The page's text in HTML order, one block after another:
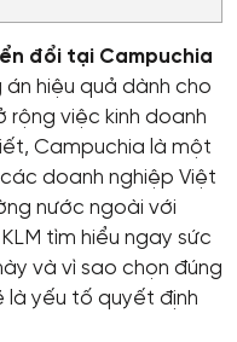
đổi tại Campuchia
hiệu quả dành cho
rộng việc kinh doanh
Campuchia là một
doanh nghiệp Việt
nước ngoài với
tìm hiểu ngay sức
và vì sao chọn đúng
yếu tố quyết định